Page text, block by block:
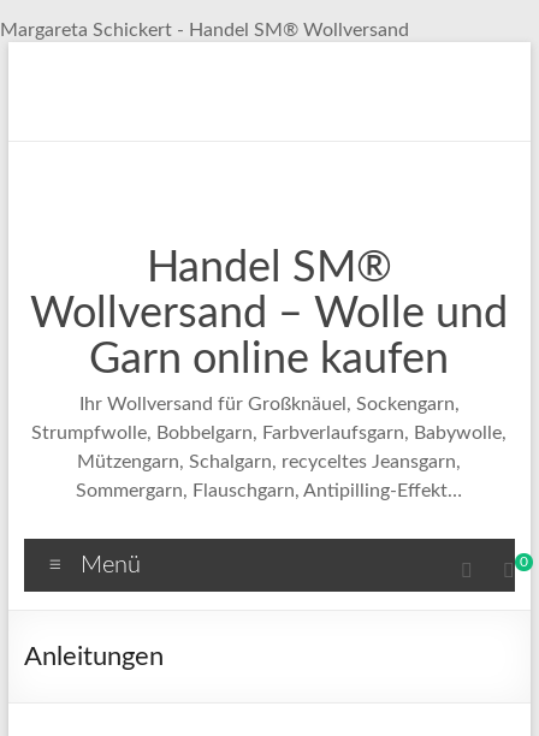
Margareta Schickert - Handel SM® Wollversand
Handel SM®
Wollversand – Wolle und
Garn online kaufen
Ihr Wollversand für Großknäuel, Sockengarn,
Strumpfwolle, Bobbelgarn, Farbverlaufsgarn, Babywolle,
Mützengarn, Schalgarn, recyceltes Jeansgarn,
Sommergarn, Flauschgarn, Antipilling-Effekt…
0
Menü
Anleitungen